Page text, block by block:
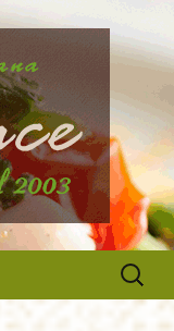
ラ・ルー
から近いイ
』のブログ
や、新メニ
最新情報、
ッフの求人
をお届けい
検